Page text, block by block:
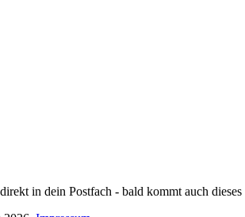
in dein Postfach - bald kommt auch dieses